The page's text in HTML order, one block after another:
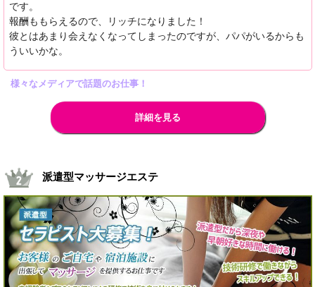
です。
報酬ももらえるので、リッチになりました！
彼とはあまり会えなくなってしまったのですが、パパがいるからも
ういいかな。
様々なメディアで話題のお仕事！
詳細を見る
派遣型マッサージエステ